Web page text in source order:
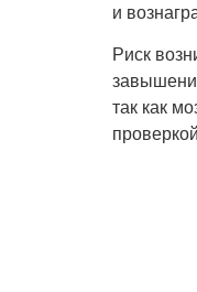
и
Риск
так как